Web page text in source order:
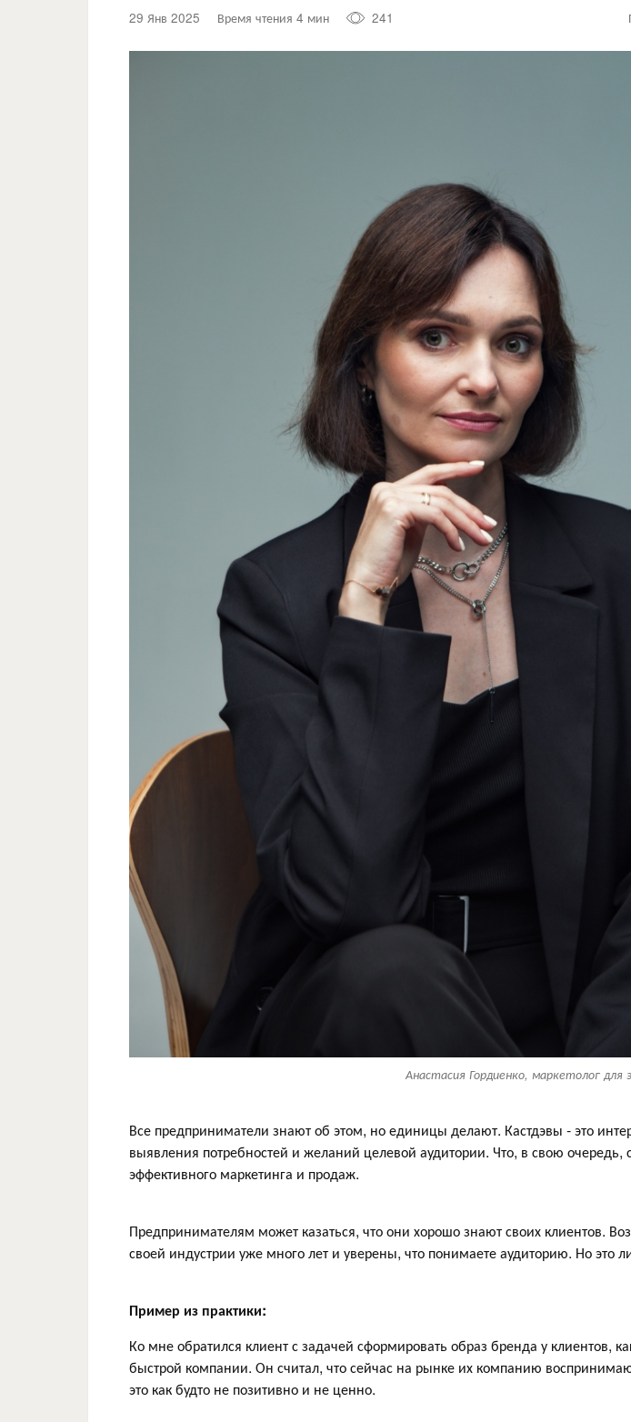
29 Янв 2025 Время чтения 4 мин 241
Анастасия Гордиенко, маркетолог
Все предприниматели знают об этом, но единицы делают. Кастдэвы - это
выявления потребностей и желаний целевой аудитории. Что, в свою очередь,
эффективного маркетинга и продаж.
Предпринимателям может казаться, что они хорошо знают своих клиентов.
своей индустрии уже много лет и уверены, что понимаете аудиторию. Но это
Пример из практики:
Ко мне обратился клиент с задачей сформировать образ бренда у клиентов,
быстрой компании. Он считал, что сейчас на рынке их компанию
это как будто не позитивно и не ценно.